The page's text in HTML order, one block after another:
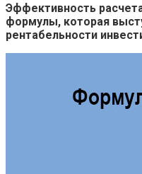
Эффективность
формулы, которая
рентабельности